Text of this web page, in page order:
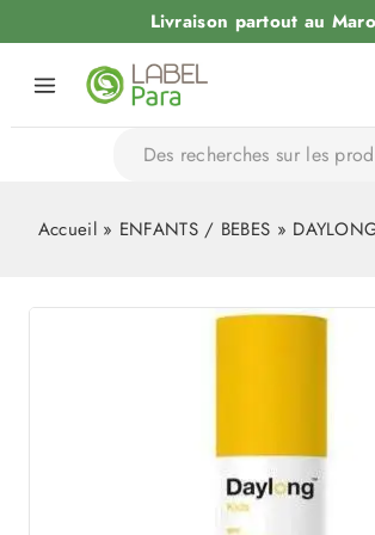
Livraison partout au
Accueil» ENFANTS / BEBES »